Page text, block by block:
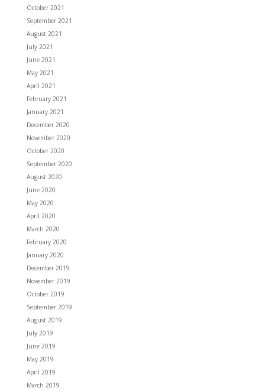
October 2021
September 2021
August 2021
July 2021
June 2021
May 2021
April 2021
February 2021
January 2021
December 2020
November 2020
October 2020
September 2020
August 2020
June 2020
May 2020
April 2020
March 2020
February 2020
January 2020
December 2019
November 2019
October 2019
September 2019
August 2019
July 2019
June 2019
May 2019
April 2019
March 2019